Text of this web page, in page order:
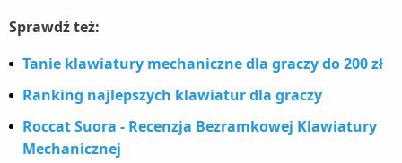
Sprawdź też:
Tanie klawiatury mechaniczne dla graczy do 200 zł
Ranking najlepszych klawiatur dla graczy
Roccat Suora - Recenzja Bezramkowej Klawiatury
Mechanicznej